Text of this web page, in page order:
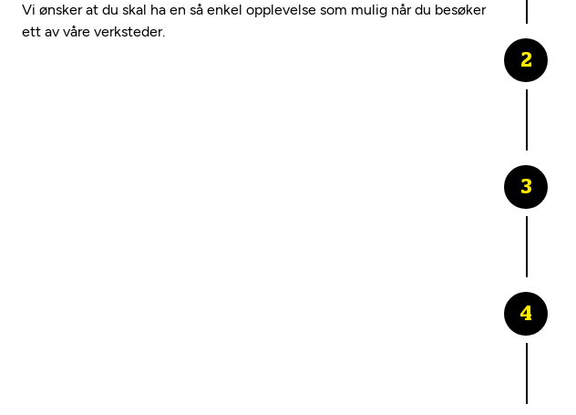
Vi ønsker at du skal ha en så enkel opplevelse som mulig når du besøker
ett av våre verksteder.